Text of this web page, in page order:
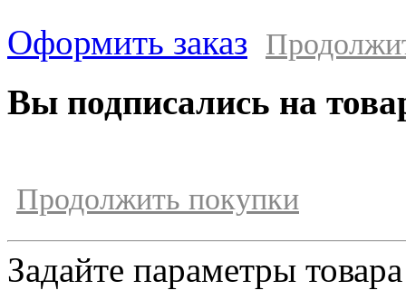
Оформить заказ
Вы подписались на
Продолжить покупки
Задайте параметры товара